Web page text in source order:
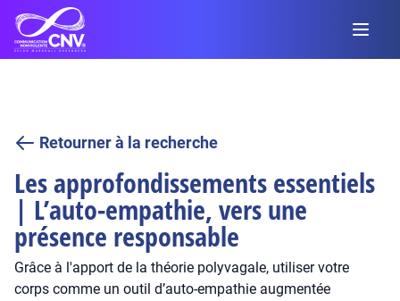
Retourner à la recherche
Les approfondissements essentiels
| L’auto-empathie, vers une
présence responsable
Grâce à l'apport de la théorie polyvagale, utiliser votre
corps comme un outil d’auto-empathie augmentée